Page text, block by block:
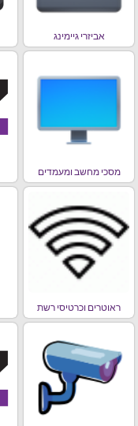
אביזרי גיימינג
מסכי מחשב ומעמדים
ראוטרים וכרטיסי רשת